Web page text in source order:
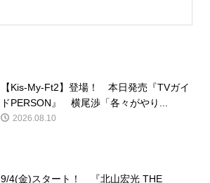
【Kis-My-Ft2】登場！ 本日発売『TVガイ
ドPERSON』 横尾渉「各々がやり...
2026.08.10
9/4(金)スタート！ 『北山宏光 THE